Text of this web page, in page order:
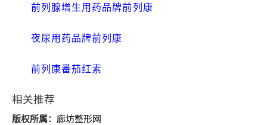
前列腺增生用药品牌前列康
夜尿用药品牌前列康
前列康番茄红素
相关推荐
版权所属： 廊坊整形网